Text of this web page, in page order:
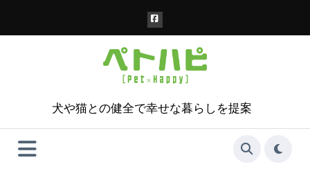
犬や猫との健全で幸せな暮らしを提案